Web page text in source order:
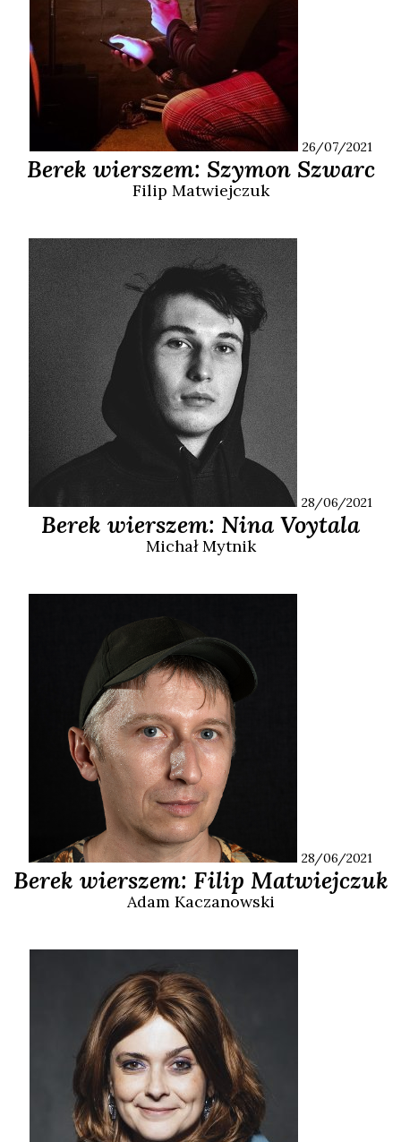
26/07/2021
Berek wierszem: Szymon Szwarc
Filip Matwiejczuk
28/06/2021
Berek wierszem: Nina Voytala
MichałMytnik
28/06/2021
Berek wierszem: Filip Matwiejczuk
Adam Kaczanowski